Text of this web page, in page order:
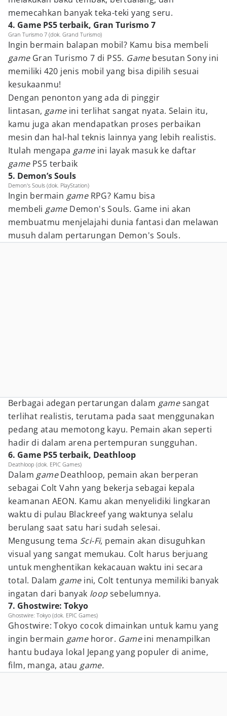
memecahkan banyak teka-teki yang seru.
4. Game PS5 terbaik, Gran Turismo 7
Gran Turismo 7 (dok. Grand Turismo)
Ingin bermain balapan mobil? Kamu bisa membeli
game Gran Turismo 7 di PS5. Game besutan Sony ini
memiliki 420 jenis mobil yang bisa dipilih sesuai
kesukaanmu!
Dengan penonton yang ada di pinggir
lintasan, game ini terlihat sangat nyata. Selain itu,
kamu juga akan mendapatkan proses perbaikan
mesin dan hal-hal teknis lainnya yang lebih realistis.
Itulah mengapa gameini layak masuk ke daftar
gamePS5 terbaik
5. Demon’s Souls
Demon's Souls (dok. PlayStation)
Ingin bermain gameRPG? Kamu bisa
membeli game Demon's Souls. Game ini akan
membuatmu menjelajahi dunia fantasi dan melawan
musuh dalam pertarungan Demon's Souls.
Berbagai adegan pertarungan dalam gamesangat
terlihat realistis, terutama pada saat menggunakan
pedang atau memotong kayu. Pemain akan seperti
hadir di dalam arena pertempuran sungguhan.
6. Game PS5 terbaik, Deathloop
Deathloop (dok. EPIC Games)
Dalam gameDeathloop, pemain akan berperan
sebagai Colt Vahn yang bekerja sebagai kepala
keamanan AEON. Kamu akan menyelidiki lingkaran
waktu di pulau Blackreef yang waktunya selalu
berulang saat satu hari sudah selesai.
Mengusung tema Sci-Fi, pemain akan disuguhkan
visual yang sangat memukau. Colt harus berjuang
untuk menghentikan kekacauan waktu ini secara
total. Dalam game ini, Colt tentunya memiliki banyak
ingatan dari banyak loopsebelumnya.
7. Ghostwire: Tokyo
Ghostwire: Tokyo (dok. EPIC Games)
Ghostwire: Tokyo cocok dimainkan untuk kamu yang
ingin bermain game horor. Gameini menampilkan
hantu budaya lokal Jepang yang populer di anime,
film, manga, atau game.